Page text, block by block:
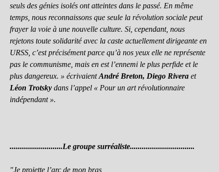
seuls des génies isolés ont atteintes dans le passé. En même
temps, nous reconnaissons que seule la révolution sociale peut
frayer la voie à une nouvelle culture. Si, cependant, nous
rejetons toute solidarité avec la caste actuellement dirigeante en
URSS, c’est précisément parce qu’à nos yeux elle ne représente
pas le communisme, mais en est l’ennemi le plus perfide et le
plus dangereux. » écrivaientAndré Breton, Diego Rivera et
Léon Trotsky dans l’appel « Pour un art révolutionnaire
indépendant ».
...........................Le groupe surréaliste.................................
"Je projette l’arc de mon bras